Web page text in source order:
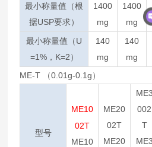
最小称量值（根
据USP要求）
1400
mg
1400
mg
最小称量值（U
=1%，K=2）
140
mg
140
mg
ME-T （0.01g-0.1g）
型号
ME10
02T
ME10
ME20
02T
ME20
ME3
002
T
ME3